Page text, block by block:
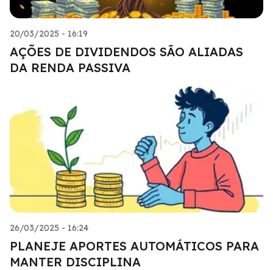
20/03/2025 - 16:19
AÇÕES DE DIVIDENDOS SÃO ALIADAS
DA RENDA PASSIVA
26/03/2025 - 16:24
PLANEJE APORTES AUTOMÁTICOS PARA
MANTER DISCIPLINA